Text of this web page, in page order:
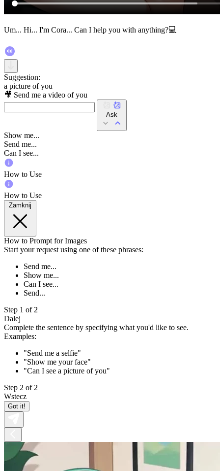
Um... Hi... I'm Cora... Can I help you with anything?💻
Suggestion:
a picture of you
🎥 Send me a video of you
Ask
Show me...
Send me...
Can I see...
How to Use
How to Use
Zamknij
How to Prompt for Images
Start your request using one of these phrases:
Send me...
Show me...
Can I see...
Send...
Step 1 of 2
Dalej
Complete the sentence by specifying what you'd like to see.
Examples:
"Send me a selfie"
"Show me your face"
"Can I see a picture of you"
Step 2 of 2
Wstecz
Got it!